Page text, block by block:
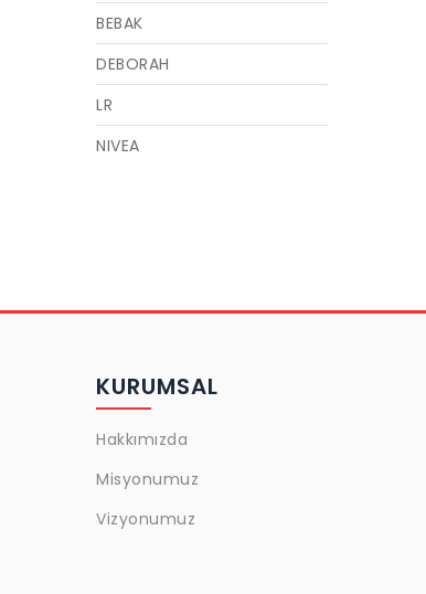
BEBAK
DEBORAH
LR
NIVEA
GOLDEN ROSE
ACTIVEX
ULRIC DE VARENS
JAJA
Snob
KURUMSAL
Hakkımızda
Misyonumuz
Vizyonumuz